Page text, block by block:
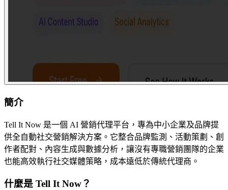
簡介
Tell It Now 是一個 AI 營銷代理平台，專為中小企業及品牌提
供全自動社交營銷解決方案。它整合品牌監測、活動策劃、創
作者配對、內容生成與數據分析，讓沒有專職營銷團隊的企業
也能高效執行社交媒體策略，成本遠低於傳統代理商。
什麼是 Tell It Now？